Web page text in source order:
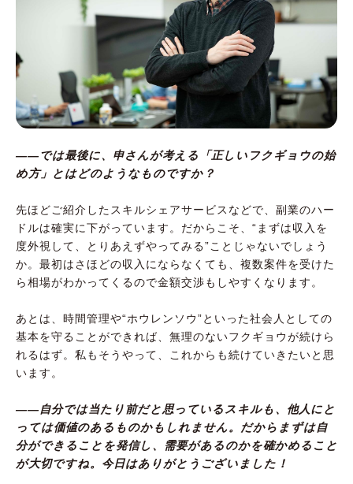
――では最後に、申さんが考える「正しいフクギョウの始
め方」とはどのようなものですか？
先ほどご紹介したスキルシェアサービスなどで、副業のハー
ドルは確実に下がっています。だからこそ、“まずは収入を
度外視して、とりあえずやってみる”ことじゃないでしょう
か。最初はさほどの収入にならなくても、複数案件を受けた
ら相場がわかってくるので金額交渉もしやすくなります。
あとは、時間管理や“ホウレンソウ”といった社会人としての
基本を守ることができれば、無理のないフクギョウが続けら
れるはず。私もそうやって、これからも続けていきたいと思
います。
――自分では当たり前だと思っているスキルも、他人にと
っては価値のあるものかもしれません。だからまずは自
分ができることを発信し、需要があるのかを確かめること
が大切ですね。今日はありがとうございました！